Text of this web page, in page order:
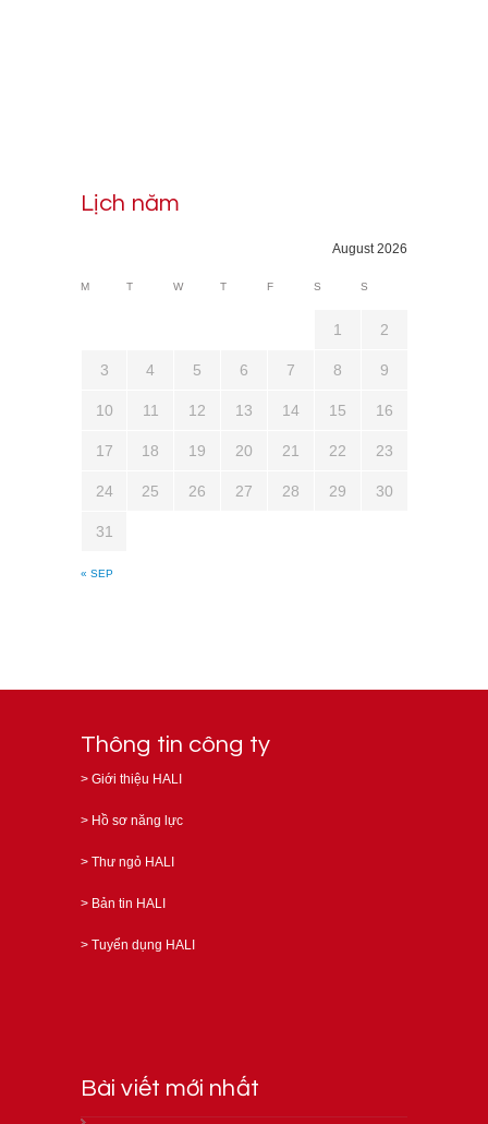
Lịch năm
August 2026
M T W T F S S
« SEP
1 2
3 4 5 6 7 8 9
10 11 12 13 14 15 16
17 18 19 20 21 22 23
24 25 26 27 28 29 30
31
Thông tin công ty
> Giới thiệu HALI
> Hồ sơ năng lực
> Thư ngỏ HALI
> Bản tin HALI
> Tuyển dụng HALI
Bài viết mới nhất